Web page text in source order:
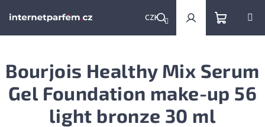
CZK
Hledat PřihlášeníNákupní
košík
Bourjois Healthy Mix Serum
Gel Foundation make-up 56
light bronze 30 ml